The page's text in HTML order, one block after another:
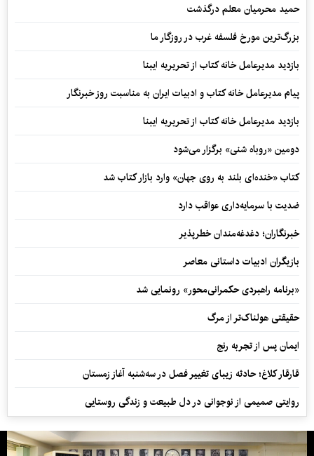
حمید محرمیان معلم درگذشت
بزرگ‌ترین مورخ فلسفه غرب در روزگار ما
بازدید مدیرعامل خانه کتاب از تحریریه ایبنا
پیام مدیرعامل خانه کتاب و ادبیات ایران به مناسبت روز خبرنگار
بازدید مدیرعامل خانه کتاب از تحریریه ایبنا
دومین «روباه شنی» برگزار می‌شود
کتاب «خنده‌ای بلند به روی جهان» وارد بازار کتاب شد
ضدیت با سرمایه‌داری عواقب دارد
خبرنگاران؛ دغدغه‌مندان خطرپذیر
بازیگران ادبیات داستانی معاصر
«برنامه راهبردی حکمرانی‌محور» رونمایی شد
حقیقتی هولناک‌تر از مرگ
ایمان پس از تجربه رنج
قارقار کلاغ؛ حادثه زیبای تغییر فصل در سه‌شنبه آغاز زمستان
روایتی صمیمی از نوجوانی در دل طبیعت و زندگی روستایی